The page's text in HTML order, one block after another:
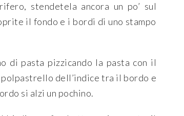
stendetela ancora un po’ sul
il fondo e i bordi di uno stampo
di pasta pizzicando la pasta con il
dell’indice tra il bordo e
si alzi un pochino.